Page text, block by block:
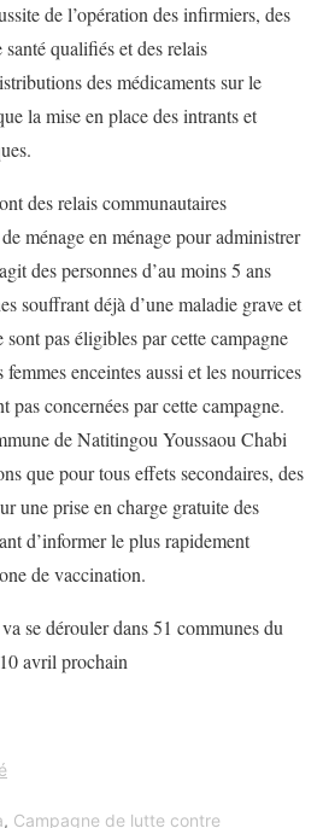
de l’opération des infirmiers, des
qualifiés et des relais
des médicaments sur le
la mise en place des intrants et
des relais communautaires
ménage en ménage pour administrer
des personnes d’au moins 5 ans
souffrant déjà d’une maladie grave et
pas éligibles par cette campagne
enceintes aussi et les nourrices
pas concernées par cette campagne.
de Natitingou Youssaou Chabi
que pour tous effets secondaires, des
une prise en charge gratuite des
d’informer le plus rapidement
de vaccination.
se dérouler dans 51 communes du
avril prochain
, Campagne de lutte contre